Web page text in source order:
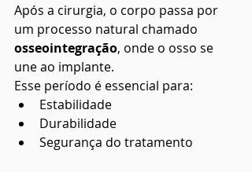
Após a cirurgia, o corpo passa por
um processo natural chamado
osseointegração, onde o osso se
une ao implante.
Esse período é essencial para:
Estabilidade
Durabilidade
Segurança do tratamento